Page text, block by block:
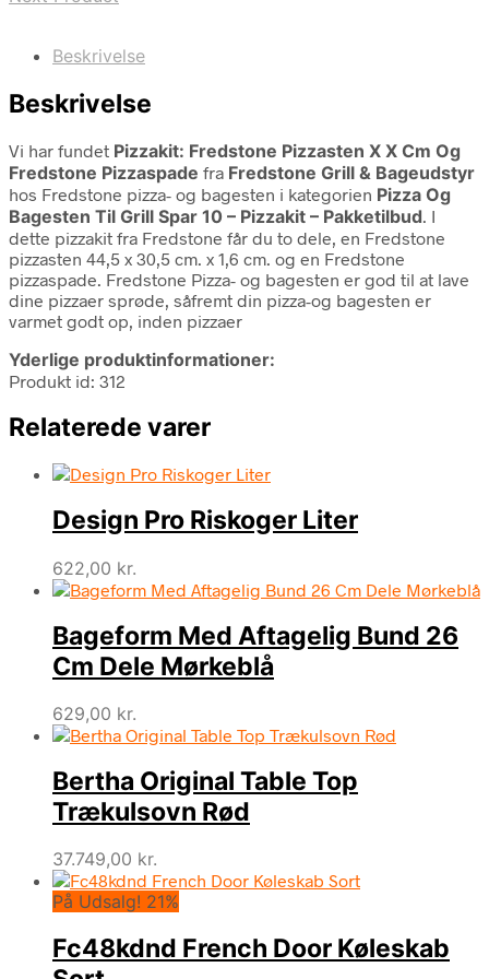
Beskrivelse
Beskrivelse
Vi har fundet Pizzakit: Fredstone Pizzasten X X Cm Og
Fredstone Pizzaspade fra Fredstone Grill & Bageudstyr
hos Fredstone pizza- og bagesten i kategorien Pizza Og
Bagesten Til Grill Spar 10 – Pizzakit – Pakketilbud. I
dette pizzakit fra Fredstone får du to dele, en Fredstone
pizzasten 44,5 x 30,5 cm. x 1,6 cm. og en Fredstone
pizzaspade. Fredstone Pizza- og bagesten er god til at lave
dine pizzaer sprøde, såfremt din pizza-og bagesten er
varmet godt op, inden pizzaer
Yderlige produktinformationer:
Produkt id: 312
Relaterede varer
Design Pro Riskoger Liter
622,00 kr.
Bageform Med Aftagelig Bund 26
Cm Dele Mørkeblå
629,00 kr.
Bertha Original Table Top
Trækulsovn Rød
37.749,00 kr.
På Udsalg! 21%
Fc48kdnd French Door Køleskab